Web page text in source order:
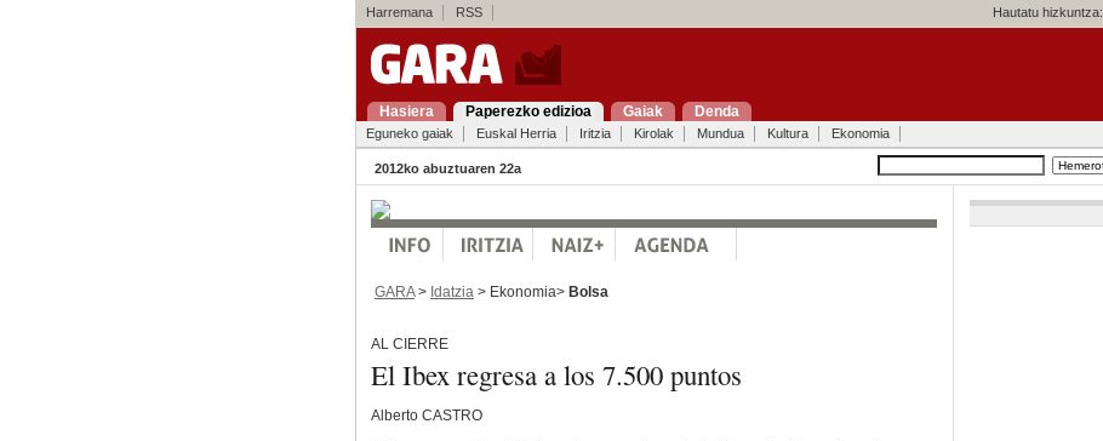
Harremana RSS Hautatu hizkuntza:
Hasiera Paperezko edizioa Gaiak Denda
Eguneko gaiak Euskal Herria Iritzia Kirolak Mundua Kultura Ekonomia
2012ko abuztuaren 22a
GARA> Idatzia > Ekonomia> Bolsa
AL CIERRE
El Ibex regresa a los 7.500 puntos
Alberto CASTRO